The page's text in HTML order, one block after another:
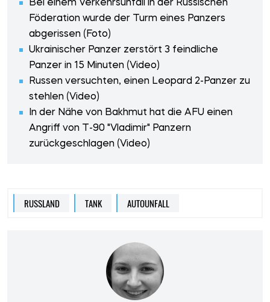
Bei einem Verkehrsunfall in der Russischen
Föderation wurde der Turm eines Panzers
abgerissen (Foto)
Ukrainischer Panzer zerstört 3 feindliche
Panzer in 15 Minuten (Video)
Russen versuchten, einen Leopard 2-Panzer zu
stehlen (Video)
In der Nähe von Bakhmut hat die AFU einen
Angriff von T-90 "Vladimir" Panzern
zurückgeschlagen (Video)
RUSSLAND TANK AUTOUNFALL